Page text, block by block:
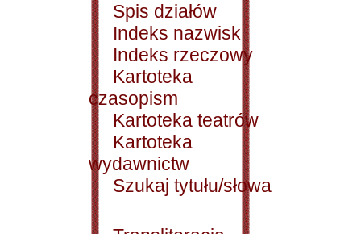
Spis działów
Indeks nazwisk
Indeks rzeczowy
Kartoteka
czasopism
Kartoteka teatrów
Kartoteka
wydawnictw
Szukaj tytułu/słowa